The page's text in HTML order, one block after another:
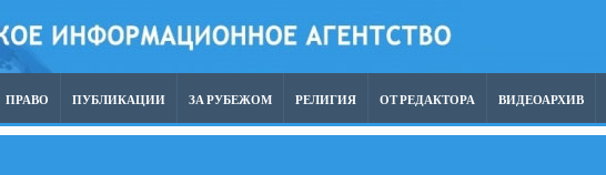
ПРАВО ПУБЛИКАЦИИ ЗА РУБЕЖОМ РЕЛИГИЯ ОТ РЕДАКТОРА ВИДЕОАРХИВ